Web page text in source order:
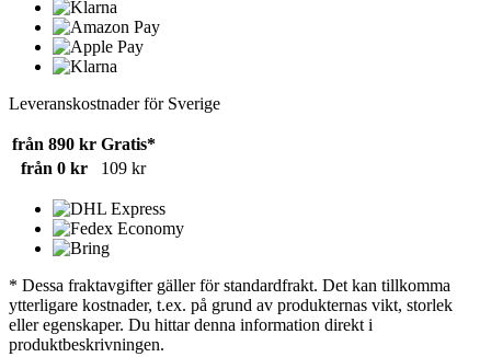
Leveranskostnader för Sverige
från 890 kr Gratis*
från 0 kr
109 kr
* Dessa fraktavgifter gäller för standardfrakt. Det kan tillkomma
ytterligare kostnader, t.ex. på grund av produkternas vikt, storlek
eller egenskaper. Du hittar denna information direkt i
produktbeskrivningen.